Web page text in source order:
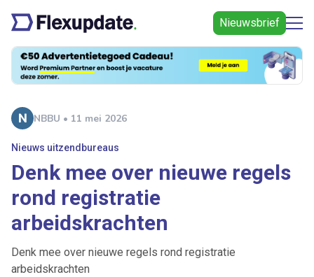
Nieuwsbrief
NBBU • 11 mei 2026
Nieuws uitzendbureaus
Denk mee over nieuwe regels
rond registratie
arbeidskrachten
Denk mee over nieuwe regels rond registratie
arbeidskrachten